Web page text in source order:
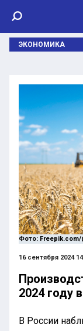
ЭКОНОМИКА
Фото:
16 сентября 2024
2024 году
В России